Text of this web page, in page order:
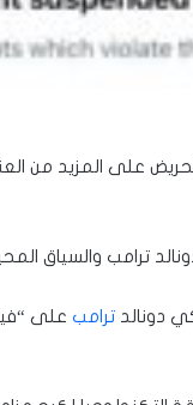
على المزيد من
ترامب والسياق
دونالد ترامب على